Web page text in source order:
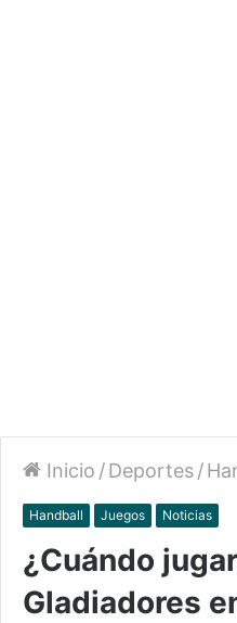
Inicio /Deportes/
Handball Juegos Noticias
¿Cuándo
Gladiadores